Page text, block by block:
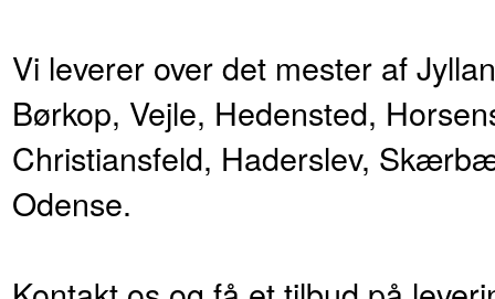
Vi leverer over det mester af
Børkop, Vejle, Hedensted,
Christiansfeld, Haderslev,
Odense.